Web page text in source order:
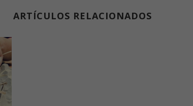
ARTÍCULOS RELACIONADOS